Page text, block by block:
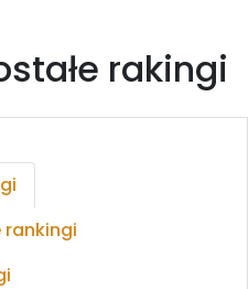
rakingi
rankingi